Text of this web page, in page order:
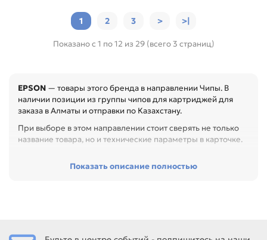
1 2 3 > >|
Показано с 1 по 12 из 29 (всего 3 страниц)
EPSON — товары этого бренда в направлении Чипы. В
наличии позиции из группы чипов для картриджей для
заказа в Алматы и отправки по Казахстану.
При выборе в этом направлении стоит сверять не только
название товара, но и технические параметры в карточке.
модели, цвет, ресурс и тип чипа. Это помогает избежать
Показать описание полностью